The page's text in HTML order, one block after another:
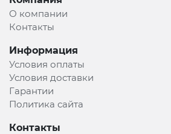
О компании
Контакты
Информация
Условия оплаты
Условия доставки
Гарантии
Политика сайта
Контакты